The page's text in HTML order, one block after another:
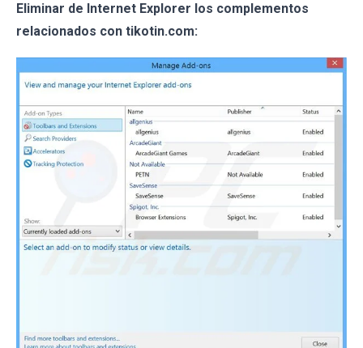
Eliminar de Internet Explorer los complementos
relacionados con tikotin.com: